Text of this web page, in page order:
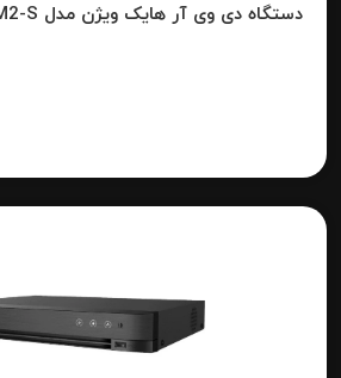
دستگاه دی وی آر هایک ویژن مدل IDS-7208HTHI-M2-S